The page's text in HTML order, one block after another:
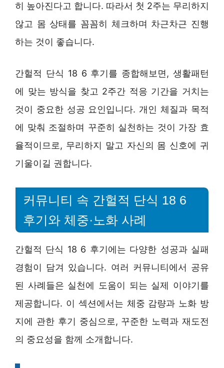
히 높아진다고 합니다. 따라서 첫 2주는 무리하지
않고 몸 상태를 꼼꼼히 체크하며 차근차근 진행
하는 것이 좋습니다.
간헐적 단식 18 6 후기를 종합해보면, 생활패턴
에 맞는 방식을 찾고 2주간 적응 기간을 거치는
것이 중요한 성공 요인입니다. 개인 체질과 목적
에 맞춰 조절하며 꾸준히 실천하는 것이 가장 효
율적이므로, 무리하지 말고 자신의 몸 신호에 귀
기울이길 권합니다.
커뮤니티 속 간헐적 단식 18 6
후기와 체중·노화 사례
간헐적 단식 18 6 후기에는 다양한 성공과 실패
경험이 담겨 있습니다. 여러 커뮤니티에서 공유
된 사례들은 실천에 도움이 되는 실제 이야기를
제공합니다. 이 섹션에서는 체중 감량과 노화 방
지에 관한 후기 중심으로, 꾸준한 노력과 재도전
의 중요성을 함께 소개합니다.